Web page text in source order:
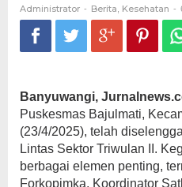
Administrator - Berita, Kesehatan -
Banyuwangi,
Puskesmas Bajulmati,
(23/4/2025), telah
Lintas Sektor Triwulan II.
berbagai elemen penting,
Forkopimka, Koordinator